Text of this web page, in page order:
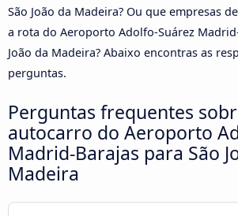
São João da Madeira? Ou que empresas
a rota do Aeroporto Adolfo-Suárez
João da Madeira? Abaixo encontras as
perguntas.
Perguntas frequentes
autocarro do Aeroporto
Madrid-Barajas para São
Madeira